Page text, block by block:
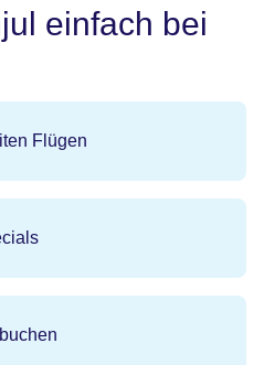
einfach bei
Flügen